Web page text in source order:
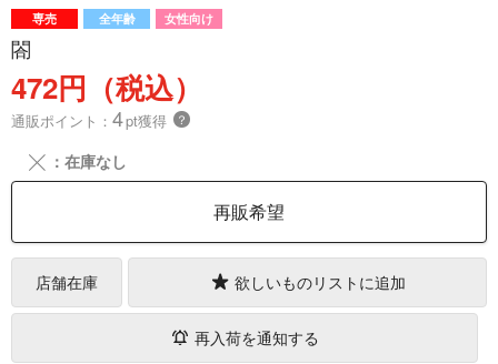
専売 全年齢 女性向け
閤
472円（税込）
通販ポイント： 4pt獲得 ？
╳ ：在庫なし
再販希望
店舗在庫 欲しいものリストに追加
再入荷を通知する